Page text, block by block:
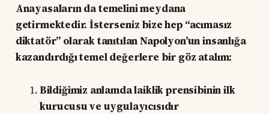
Anayasaların da temelini meydana
getirmektedir. İsterseniz bize hep “acımasız
diktatör” olarak tanıtılan Napolyon’un insanlığa
kazandırdığı temel değerlere bir göz atalım:
Bildiğimiz anlamda laiklik prensibinin ilk
kurucusu ve uygulayıcısıdır